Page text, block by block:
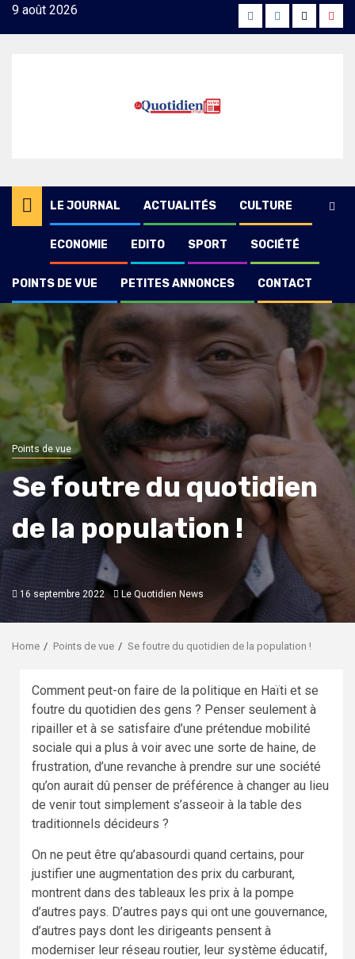
Skip9 août 2026 FacebookInstagram
Twitter
LE JOURNAL ACTUALITÉS CULTURE
ECONOMIE EDITO SPORT SOCIÉTÉ
POINTS DE VUE PETITES ANNONCES CONTACT
Points de vue
Se foutre du quotidien
de la population !
16 septembre 2022 Le Quotidien News
Home Points de vue Se foutre du quotidien de la population !
Comment peut-on faire de la politique en Haïti et se
foutre du quotidien des gens ? Penser seulement à
ripailler et à se satisfaire d’une prétendue mobilité
sociale qui a plus à voir avec une sorte de haine, de
frustration, d’une revanche à prendre sur une société
qu’on aurait dû penser de préférence à changer au lieu
de venir tout simplement s’asseoir à la table des
traditionnels décideurs ?
On ne peut être qu’abasourdi quand certains, pour
justifier une augmentation des prix du carburant,
montrent dans des tableaux les prix à la pompe
d’autres pays. D’autres pays qui ont une gouvernance,
d’autres pays dont les dirigeants pensent à
moderniser leur réseau routier, leur système éducatif,